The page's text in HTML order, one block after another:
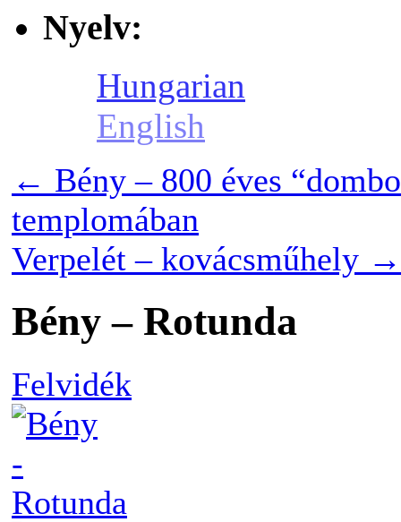
Nyelv:
Hungarian
English
← Bény – 800 éves
templomában
Verpelét – kovácsműhely →
Bény – Rotunda
Felvidék